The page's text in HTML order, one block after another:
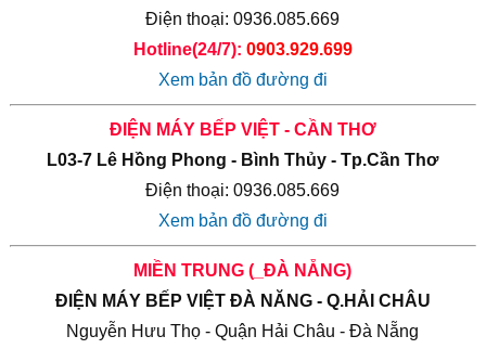
Điện thoại: 0936.085.669
Hotline(24/7): 0903.929.699
Xem bản đồ đường đi
ĐIỆN MÁY BẾP VIỆT - CẦN THƠ
L03-7 Lê Hồng Phong - Bình Thủy - Tp.Cần Thơ
Điện thoại: 0936.085.669
Xem bản đồ đường đi
MIỀN TRUNG (_ĐÀ NẴNG)
ĐIỆN MÁY BẾP VIỆT ĐÀ NĂNG - Q.HẢI CHÂU
Nguyễn Hưu Thọ - Quận Hải Châu - Đà Nẵng